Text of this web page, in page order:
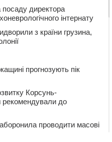
директора
інтернату
з країни грузина,
прогнозують пік
Корсунь-
рекомендували до
проводити масові